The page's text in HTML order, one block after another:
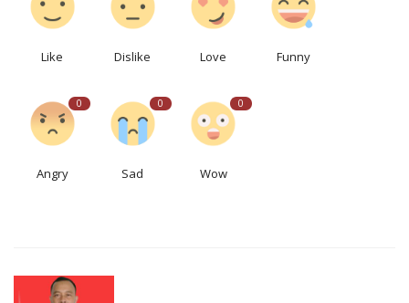
Like Dislike Love Funny
0
Angry
0
Sad
0
Wow